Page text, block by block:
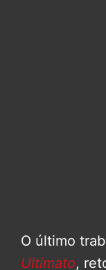
O último
Ultimato,